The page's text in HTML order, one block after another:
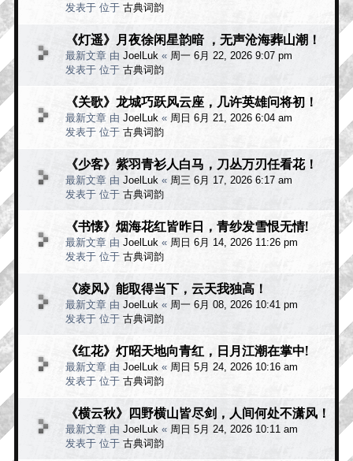
发表于 位于 古典词韵
《灯遥》月夜徐闲星韵暗 ，无声沧海葬山潮！
最新文章 由 JoelLuk « 周一 6月 22, 2026 9:07 pm
发表于 位于 古典词韵
《关歌》龙城巧跃风云座，几许英雄问将初！
最新文章 由 JoelLuk « 周日 6月 21, 2026 6:04 am
发表于 位于 古典词韵
《少客》紫羽青衫人白马，刀丛万刃任看花！
最新文章 由 JoelLuk « 周三 6月 17, 2026 6:17 am
发表于 位于 古典词韵
《书懐》烟海花红皆昨日，青纱发雪恨无情!
最新文章 由 JoelLuk « 周日 6月 14, 2026 11:26 pm
发表于 位于 古典词韵
《凌风》能取得当下，云天我独高！
最新文章 由 JoelLuk « 周一 6月 08, 2026 10:41 pm
发表于 位于 古典词韵
《红花》灯昭天地向青红，日月江潮在掌中!
最新文章 由 JoelLuk « 周日 5月 24, 2026 10:16 am
发表于 位于 古典词韵
《横云秋》四野横山皆尽剑，人间何处不潇风！
最新文章 由 JoelLuk « 周日 5月 24, 2026 10:11 am
发表于 位于 古典词韵